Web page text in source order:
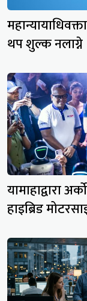
थप शुल्क नलाग्ने
यामाहाद्वारा
हाइब्रिड